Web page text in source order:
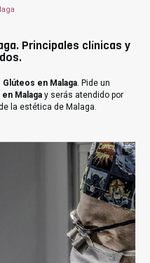
Principales clínicas y
en Malaga. Pide un
Malaga y serás atendido por
la estética de Malaga.